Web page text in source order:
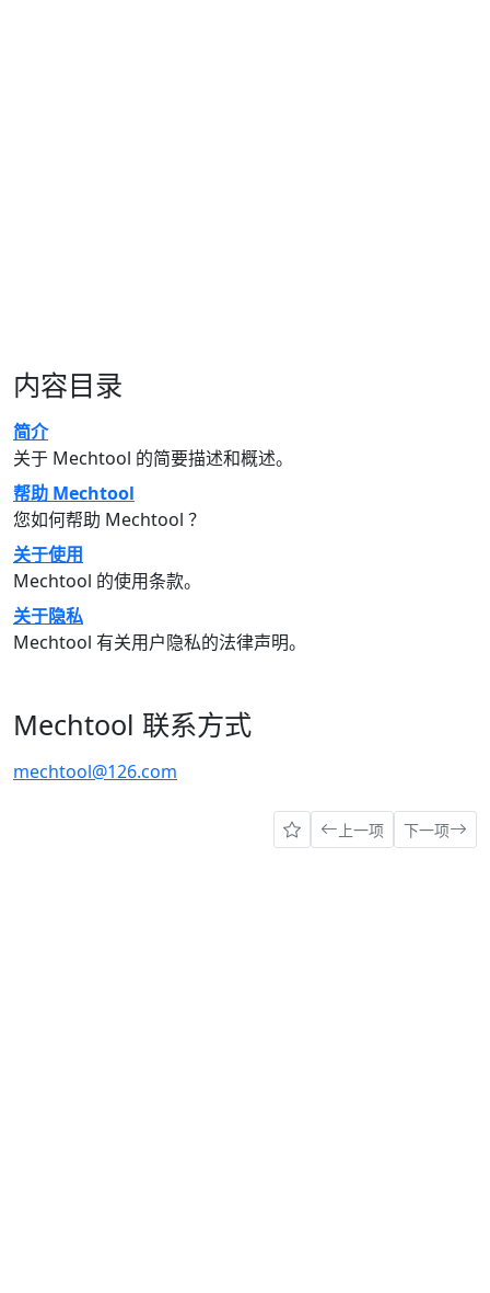
内容目录
简介
关于 Mechtool 的简要描述和概述。
帮助 Mechtool
您如何帮助 Mechtool ？
关于使用
Mechtool 的使用条款。
关于隐私
Mechtool 有关用户隐私的法律声明。
Mechtool 联系方式
mechtool@126.com
上一项 下一项